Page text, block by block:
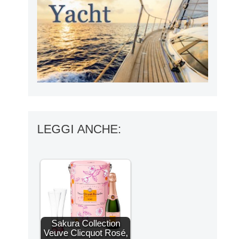
LEGGI ANCHE:
Sakura Collection
Veuve Clicquot Rosé,